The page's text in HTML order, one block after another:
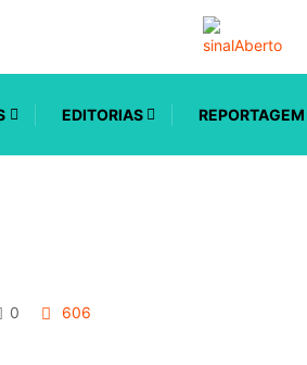
EDITORIAS REPORTAGEM
0 606